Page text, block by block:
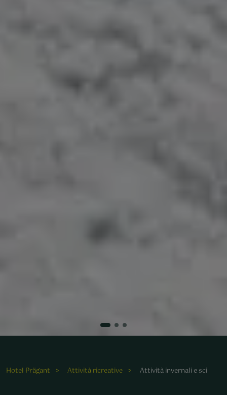
Hotel Prägant Attività ricreative Attività invernali e sci